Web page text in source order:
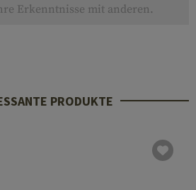
Erkenntnisse mit anderen.
PRODUKTE